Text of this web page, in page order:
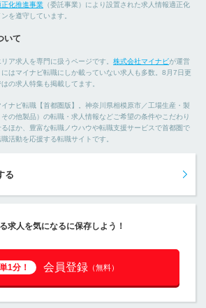
化推進事業 （委託事業）により設置された求人情報適正化
を遵守しています。
いて
ア求人を専門に扱うページです。 株式会社マイナビが運営
はマイナビ転職にしか載っていない求人も多数。8月7日更
の求人特集も掲載してます。
ナビ転職【首都圏版】。神奈川県相模原市／工場生産・製
の他製品）の転職・求人情報などご希望の条件やこだわり
ほか、豊富な転職ノウハウや転職支援サービスで首都圏で
活動を応援する転職サイトです。
る
求人を気になるに保存しよう！
1分！ 会員登録 （無料）